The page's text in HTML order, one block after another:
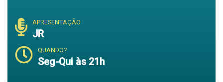
APRESENTAÇÃO
JR
QUANDO?
Seg-Qui às 21h